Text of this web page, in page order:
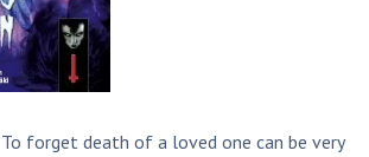
To forget death of a loved one can be very